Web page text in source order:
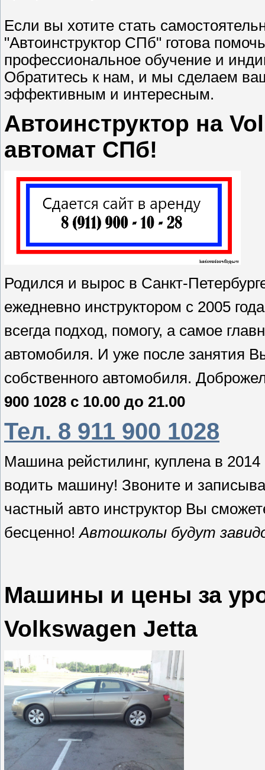
Если вы хотите стать
"Автоинструктор СПб" готова
профессиональное обучение и
Обратитесь к нам, и мы сделаем
эффективным и интересным.
Автоинструктор на
автомат СПб!
Родился и вырос в Санкт-
ежедневно инструктором с 2005
всегда подход, помогу, а самое
автомобиля. И уже после занятия
собственного автомобиля.
900 1028 с 10.00 до 21.00
Тел. 8 911 900 1028
Машина рейстилинг, куплена в
водить машину! Звоните и
частный авто инструктор Вы
бесценно!Автошколы будут
Машины и цены за
Volkswagen Jetta